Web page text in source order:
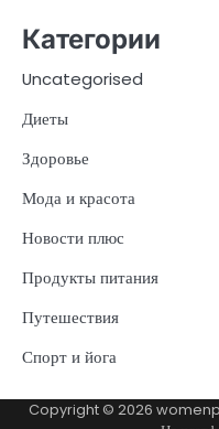
Категории
Uncategorised
Диеты
Здоровье
Мода и красота
Новости плюс
Продукты питания
Путешествия
Спорт и йога
Copyright © 2026